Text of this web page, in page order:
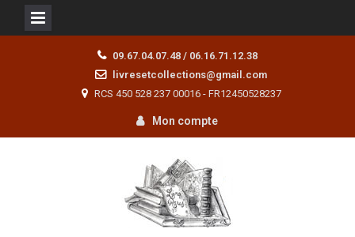
09.67.04.07.48 / 06.16.71.12.38
livresetcollections@gmail.com
RCS 450 528 237 00016 - FR12450528237
Mon compte